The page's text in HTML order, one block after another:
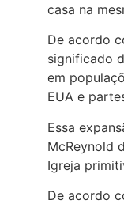
casa na
De acordo
significado
em
EUA e
Essa
McReynold
Igreja
De acordo